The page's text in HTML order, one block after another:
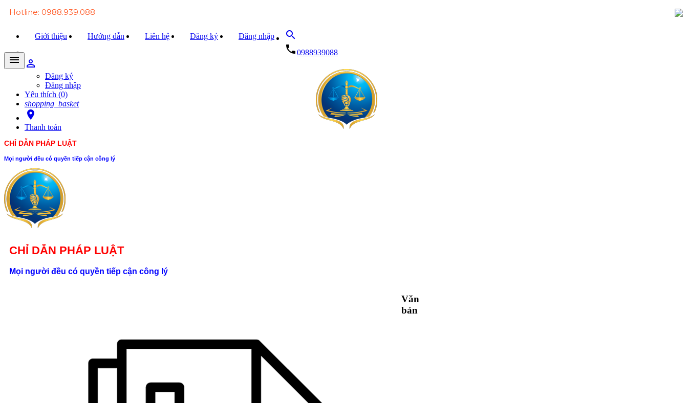
Hotline: 0988.939.088
Giới thiệu Hướng dẫn Liên hệ Đăng ký Đăng nhập
search
local_phone0988939088
person_outline
Đăng ký
Đăng nhập
Yêu thích (0)
shopping_basket
room
Thanh toán
menu
CHỈ DẪN PHÁP LUẬT
Mọi người đều có quyền tiếp cận công lý
CHỈ DẪN PHÁP LUẬT
Mọi người đều có quyền tiếp cận công lý
Văn
bản
Văn bản Luật
Văn bản Đảng
Tài liệu
Hỏi - đáp
Trao đổi
Tin tức
Liên hệ
Số 24/2B